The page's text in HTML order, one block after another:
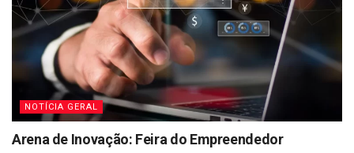
NOTÍCIA GERAL
Arena de Inovação: Feira do Empreendedor